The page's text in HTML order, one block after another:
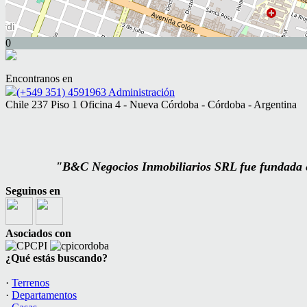
0
Encontranos en
(+549 351) 4591963 Administración
Chile 237 Piso 1 Oficina 4 - Nueva Córdoba - Córdoba - Argentina
"B&C Negocios Inmobiliarios SRL fue fundada
Seguinos en
Asociados con
¿Qué estás buscando?
· Terrenos
· Departamentos